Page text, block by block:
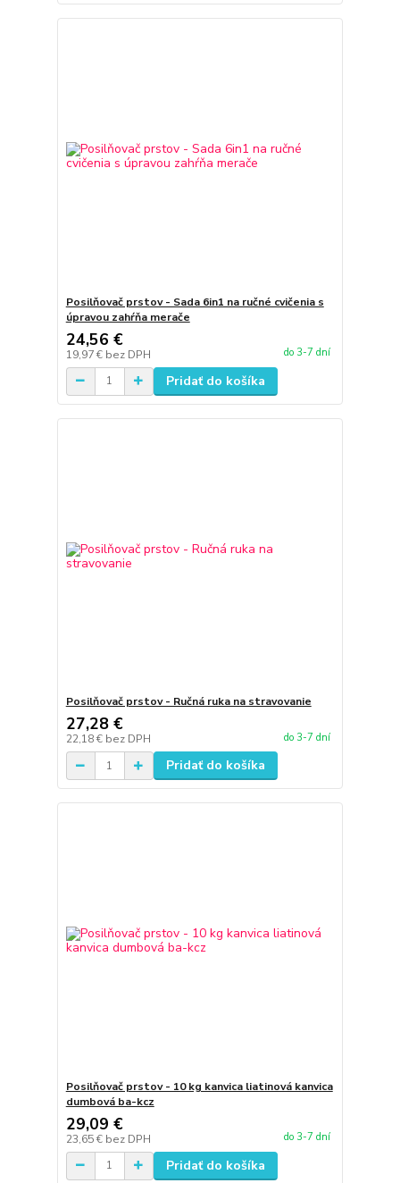
Posilňovač prstov - Sada 6in1 na ručné cvičenia s
úpravou zahŕňa merače
24,56 €
19,97 € bez DPH do 3-7 dní
Pridať do košíka
Posilňovač prstov - Ručná ruka na stravovanie
27,28 €
22,18 € bez DPH do 3-7 dní
Pridať do košíka
Posilňovač prstov - 10 kg kanvica liatinová kanvica
dumbová ba-kcz
29,09 €
23,65 € bez DPH do 3-7 dní
Pridať do košíka